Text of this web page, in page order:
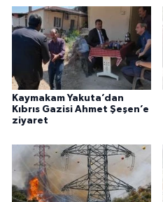
Kaymakam Yakuta’dan
Kıbrıs Gazisi Ahmet Şeşen’e
ziyaret